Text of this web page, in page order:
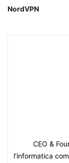
NordVPN
CEO &
l'informatica